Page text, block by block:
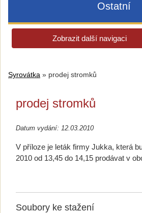
Ostatní
Zobrazit další navigaci
Syrovátka » prodej stromků
prodej stromků
Datum vydání: 12.03.2010
V příloze je leták firmy Jukka, která
2010 od 13,45 do 14,15 prodávat v
Soubory ke stažení